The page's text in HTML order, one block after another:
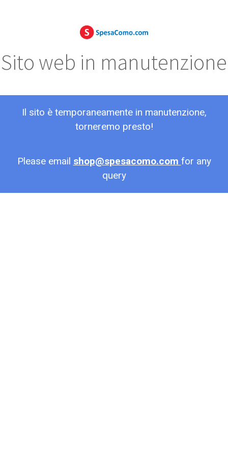
Sito web in manutenzione
Il sito è temporaneamente in manutenzione,
torneremo presto!
Please email shop@spesacomo.com for any
query